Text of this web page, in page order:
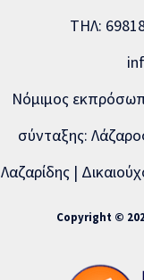
ΤΗΛ:
Νόμιμος
σύνταξης:
Λαζαρίδης |
Copyright ©